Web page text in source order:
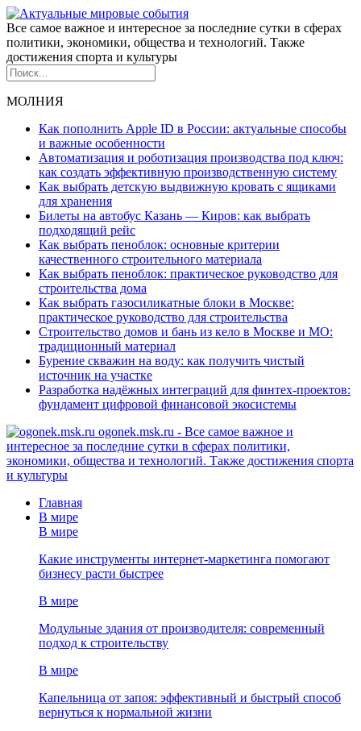
Все самое важное и интересное за последние сутки в сферах
политики, экономики, общества и технологий. Также
достижения спорта и культуры
МОЛНИЯ
Как пополнить Apple ID в России: актуальные способы
и важные особенности
Автоматизация и роботизация производства под ключ:
как создать эффективную производственную систему
Как выбрать детскую выдвижную кровать с ящиками
для хранения
Билеты на автобус Казань — Киров: как выбрать
подходящий рейс
Как выбрать пеноблок: основные критерии
качественного строительного материала
Как выбрать пеноблок: практическое руководство для
строительства дома
Как выбрать газосиликатные блоки в Москве:
практическое руководство для строительства
Строительство домов и бань из кело в Москве и МО:
традиционный материал
Бурение скважин на воду: как получить чистый
источник на участке
Разработка надёжных интеграций для финтех-проектов:
фундамент цифровой финансовой экосистемы
ogonek.msk.ru - Все самое важное и
интересное за последние сутки в сферах политики,
экономики, общества и технологий. Также достижения спорта
и культуры
Главная
В мире
В мире
Какие инструменты интернет-маркетинга помогают
бизнесу расти быстрее
В мире
Модульные здания от производителя: современный
подход к строительству
В мире
Капельница от запоя: эффективный и быстрый способ
вернуться к нормальной жизни